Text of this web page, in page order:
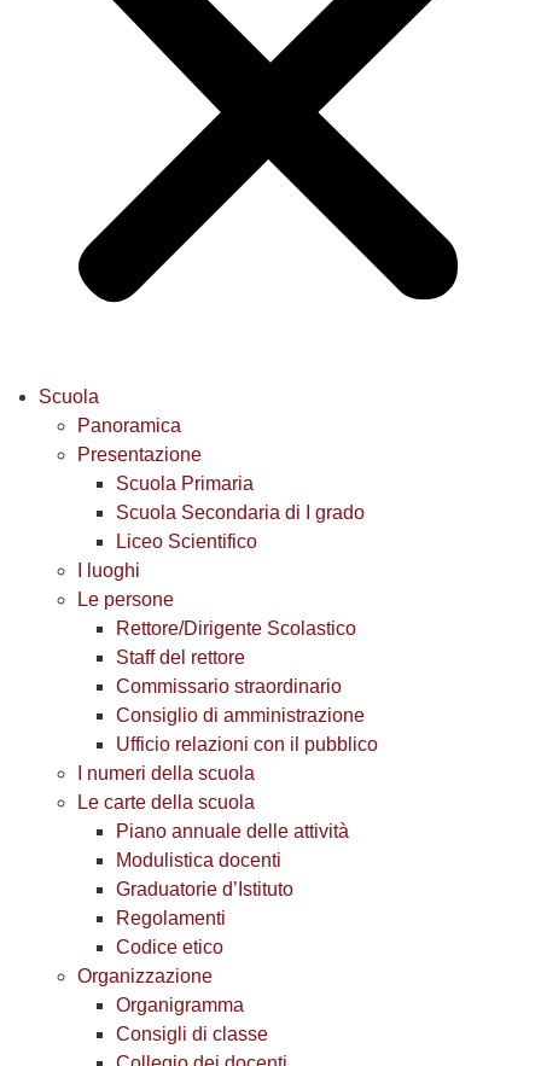
Scuola
Panoramica
Presentazione
Scuola Primaria
Scuola Secondaria di I grado
Liceo Scientifico
I luoghi
Le persone
Rettore/Dirigente Scolastico
Staff del rettore
Commissario straordinario
Consiglio di amministrazione
Ufficio relazioni con il pubblico
I numeri della scuola
Le carte della scuola
Piano annuale delle attività
Modulistica docenti
Graduatorie d’Istituto
Regolamenti
Codice etico
Organizzazione
Organigramma
Consigli di classe